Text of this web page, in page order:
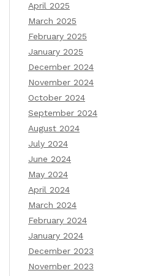
April 2025
March 2025
February 2025
January 2025
December 2024
November 2024
October 2024
September 2024
August 2024
July 2024
June 2024
May 2024
April 2024
March 2024
February 2024
January 2024
December 2023
November 2023